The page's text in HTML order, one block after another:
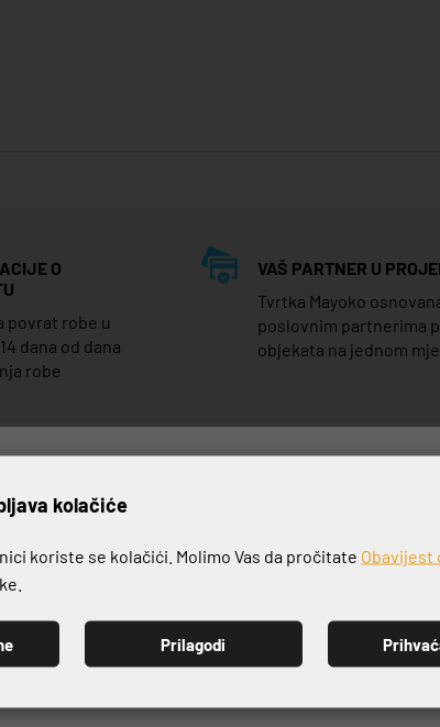
O
povrat robe u
dana od dana
robe
VAŠ PARTNER U
Tvrtka Mayoko
poslovnim partnerima
objekata na jednom
se na naš
PRIJAVI SE
kolačiće
koriste se kolačići. Molimo Vas da pročitate Obavijest
Prilagodi